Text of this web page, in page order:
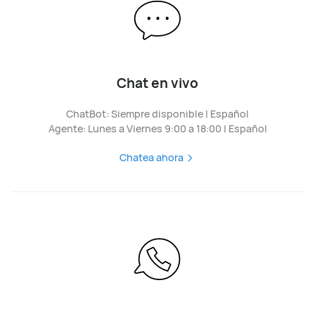
Chat en vivo
ChatBot: Siempre disponible | Español
Agente: Lunes a Viernes 9:00 a 18:00 | Español
Chatea ahora